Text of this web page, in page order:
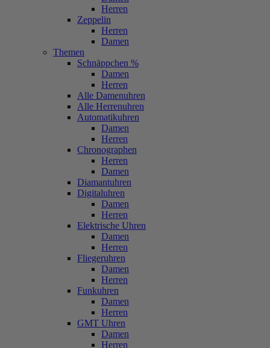
Herren
Zeppelin
Herren
Damen
Themen
Schnäppchen %
Damen
Herren
Alle Damenuhren
Alle Herrenuhren
Automatikuhren
Damen
Herren
Chronographen
Herren
Damen
Diamantuhren
Digitaluhren
Damen
Herren
Elektrische Uhren
Damen
Herren
Fliegeruhren
Damen
Herren
Funkuhren
Damen
Herren
GMT Uhren
Damen
Herren